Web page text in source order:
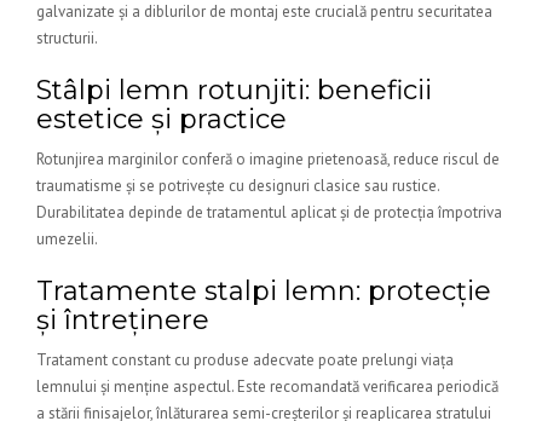
galvanizate și a diblurilor de montaj este crucială pentru securitatea
structurii.
Stâlpi lemn rotunjiti: beneficii
estetice și practice
Rotunjirea marginilor conferă o imagine prietenoasă, reduce riscul de
traumatisme și se potrivește cu designuri clasice sau rustice.
Durabilitatea depinde de tratamentul aplicat și de protecția împotriva
umezelii.
Tratamente stalpi lemn: protecție
și întreținere
Tratament constant cu produse adecvate poate prelungi viața
lemnului și menține aspectul. Este recomandată verificarea periodică
a stării finisajelor, înlăturarea semi-creșterilor și reaplicarea stratului